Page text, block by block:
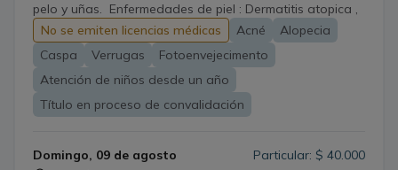
pelo y uñas. Enfermedades de piel : Dermatitis atopica ,
dermatitis seborreica, psoriasis , enfermedades por
hongos, verrugas, alopecias, molusco
contagioso,melasma y manchas de piel por
fotoenvejecimiento.
No se emiten licencias médicas Acné
Alopecia
Caspa
Verrugas
Fotoenvejecimento
Atención de niños desde un año
Título en proceso de convalidación
Domingo, 09 de agosto Particular: $ 40.000